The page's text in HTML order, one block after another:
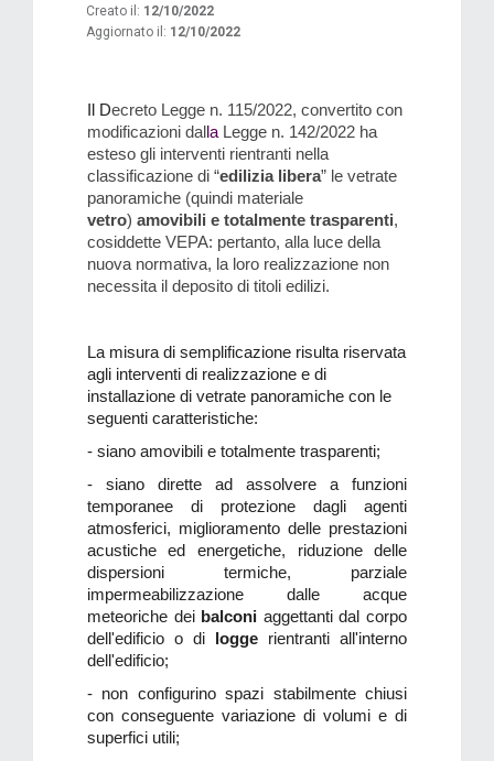
Creato il: 12/10/2022
Aggiornato il: 12/10/2022
Il Decreto Legge n. 115/2022, convertito con
modificazioni dallaLegge n. 142/2022 ha
esteso gli interventi rientranti nella
classificazione di “edilizia libera” le vetrate
panoramiche (quindi materiale
vetro) amovibili e totalmente trasparenti,
cosiddette VEPA: pertanto, alla luce della
nuova normativa, la loro realizzazione non
necessita il deposito di titoli edilizi.
La misura di semplificazione risulta riservata
agli interventi di realizzazione e di
installazione di vetrate panoramiche con le
seguenti caratteristiche:
- siano amovibili e totalmente trasparenti;
- siano dirette ad assolvere a funzioni
temporanee di protezione dagli agenti
atmosferici, miglioramento delle prestazioni
acustiche ed energetiche, riduzione delle
dispersioni termiche, parziale
impermeabilizzazione dalle acque
meteoriche dei balconi aggettanti dal corpo
dell'edificio o di logge rientranti all'interno
dell'edificio;
- non configurino spazi stabilmente chiusi
con conseguente variazione di volumi e di
superfici utili;